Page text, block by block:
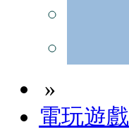
»
電玩遊戲